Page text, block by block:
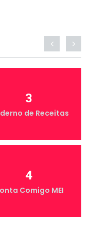
3
de Receitas
4
Comigo MEI